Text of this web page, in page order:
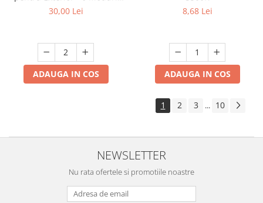
Iluminare, Schimbare Culori
30,00 Lei
ADAUGA IN COS
8,68 Lei
ADAUGA IN COS
1 2 3 ... 10
NEWSLETTER
Nu rata ofertele si promotiile noastre